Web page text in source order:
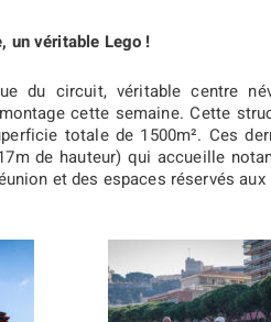
un véritable Lego !
du circuit, véritable centre
cette semaine. Cette
totale de 1500m². Ces
de hauteur) qui accueille
et des espaces réservés aux